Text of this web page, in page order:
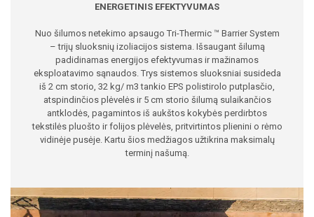
ENERGETINIS EFEKTYVUMAS
Nuo šilumos netekimo apsaugo Tri-Thermic ™ Barrier System
– trijų sluoksnių izoliacijos sistema. Išsaugant šilumą
padidinamas energijos efektyvumas ir mažinamos
eksploatavimo sąnaudos. Trys sistemos sluoksniai susideda
iš 2 cm storio, 32 kg/ m3 tankio EPS polistirolo putplasčio,
atspindinčios plėvelės ir 5 cm storio šilumą sulaikančios
antklodės, pagamintos iš aukštos kokybės perdirbtos
tekstilės pluošto ir folijos plėvelės, pritvirtintos plienini o rėmo
vidinėje pusėje. Kartu šios medžiagos užtikrina maksimalų
terminį našumą.